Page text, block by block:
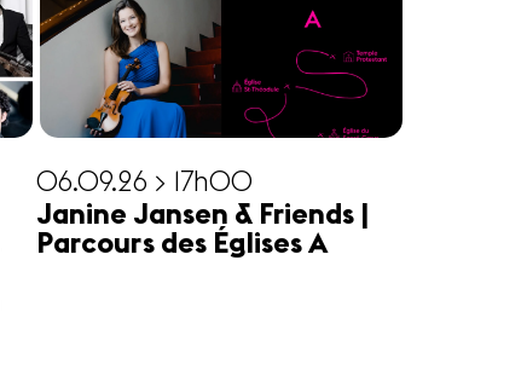
06.09.26 > 17h00
Janine Jansen & Friends |
Parcours des Églises A